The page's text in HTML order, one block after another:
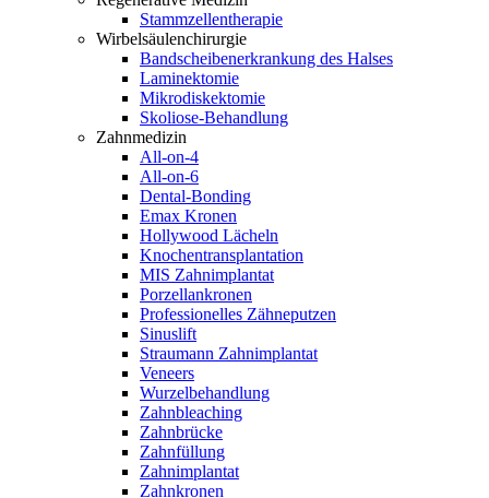
Stammzellentherapie
Wirbelsäulenchirurgie
Bandscheibenerkrankung des Halses
Laminektomie
Mikrodiskektomie
Skoliose-Behandlung
Zahnmedizin
All-on-4
All-on-6
Dental-Bonding
Emax Kronen
Hollywood Lächeln
Knochentransplantation
MIS Zahnimplantat
Porzellankronen
Professionelles Zähneputzen
Sinuslift
Straumann Zahnimplantat
Veneers
Wurzelbehandlung
Zahnbleaching
Zahnbrücke
Zahnfüllung
Zahnimplantat
Zahnkronen